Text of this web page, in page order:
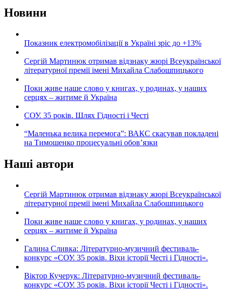
Новини
Показник електромобілізації в Україні зріс до +13%
Сергій Мартинюк отримав відзнаку жюрі Всеукраїнської
літературної премії імені Михайла Слабошпицького
Поки живе наше слово у книгах, у родинах, у наших
серцях – житиме й Україна
СОУ. 35 років. Шлях Гідності і Честі
“Маленька велика перемога”: ВАКС скасував покладені
на Тимошенко процесуальні обов’язки
Наші автори
Сергій Мартинюк отримав відзнаку жюрі Всеукраїнської
літературної премії імені Михайла Слабошпицького
Поки живе наше слово у книгах, у родинах, у наших
серцях – житиме й Україна
Галина Сливка: Літературно-музичний фестиваль-
конкурс «СОУ. 35 років. Віхи історії Честі і Гідності».
Віктор Кучерук: Літературно-музичний фестиваль-
конкурс «СОУ. 35 років. Віхи історії Честі і Гідності».